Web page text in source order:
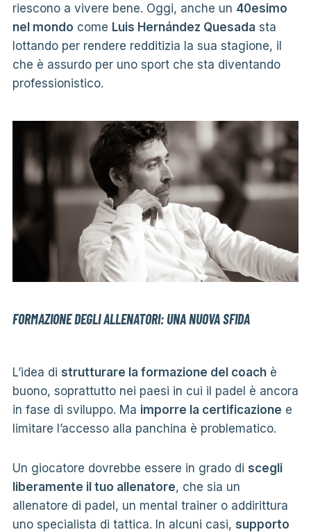
riescono a vivere bene. Oggi, anche un 40esimo
nel mondo come Luis Hernández Quesada sta
lottando per rendere redditizia la sua stagione, il
che è assurdo per uno sport che sta diventando
professionistico.
FORMAZIONE DEGLI ALLENATORI: UNA NUOVA SFIDA
L’idea di strutturare la formazione del coachè
buono, soprattutto nei paesi in cui il padel è ancora
in fase di sviluppo. Ma imporre la certificazione e
limitare l’accesso alla panchina è problematico.
Un giocatore dovrebbe essere in grado di scegli
liberamente il tuo allenatore, che sia un
allenatore di padel, un mental trainer o addirittura
uno specialista di tattica. In alcuni casi, supporto